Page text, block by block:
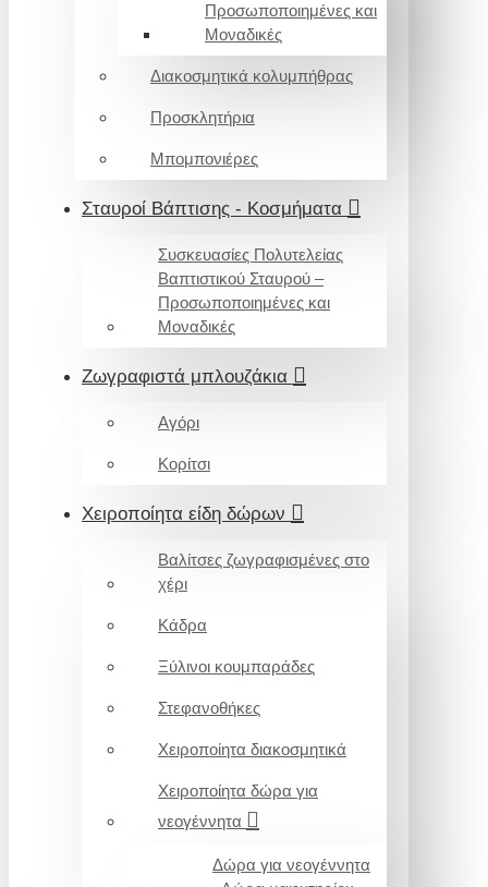
Προσωποποιημένες και
Μοναδικές
Διακοσμητικά κολυμπήθρας
Προσκλητήρια
Μπομπονιέρες
Σταυροί Βάπτισης - Κοσμήματα
Συσκευασίες Πολυτελείας
Βαπτιστικού Σταυρού –
Προσωποποιημένες και
Μοναδικές
Ζωγραφιστά μπλουζάκια
Αγόρι
Κορίτσι
Χειροποίητα είδη δώρων
Βαλίτσες ζωγραφισμένες στο
χέρι
Κάδρα
Ξύλινοι κουμπαράδες
Στεφανοθήκες
Χειροποίητα διακοσμητικά
Χειροποίητα δώρα για
νεογέννητα
Δώρα για νεογέννητα